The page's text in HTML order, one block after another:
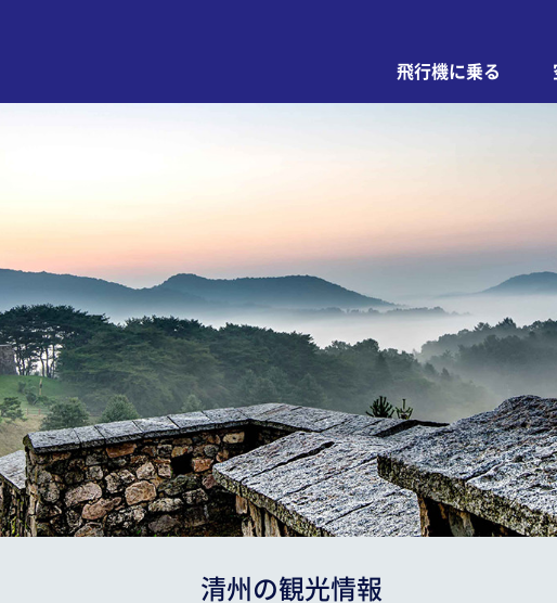
飛行機に乗る
清州の観光情報